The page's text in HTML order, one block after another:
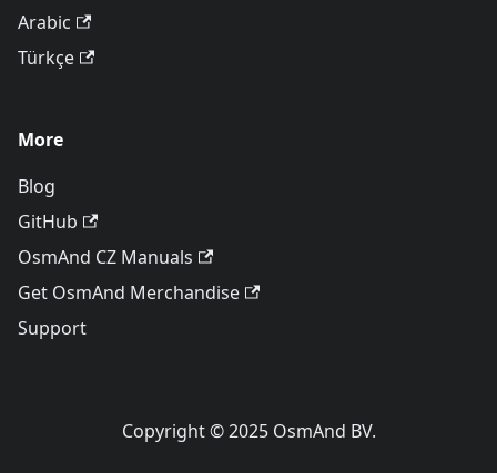
Arabic
Türkçe
More
Blog
GitHub
OsmAnd CZ Manuals
Get OsmAnd Merchandise
Support
Copyright © 2025 OsmAnd BV.